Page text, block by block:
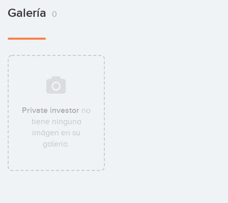
Galería 0
Private investor no
tiene ninguna
imágen en su
galería.